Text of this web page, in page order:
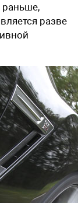
раньше,
разве